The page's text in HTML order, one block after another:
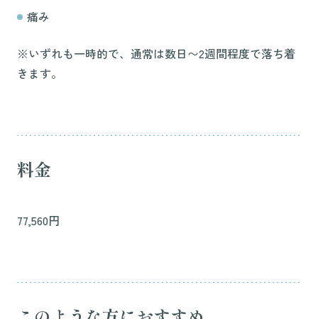
痛み
※いずれも一時的で、通常は数日〜2週間程度で落ち着
きます。
料金
77,560円